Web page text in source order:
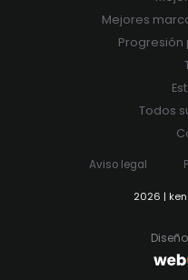
Mejores
Progresión
Todos
Aviso legal
2026 |